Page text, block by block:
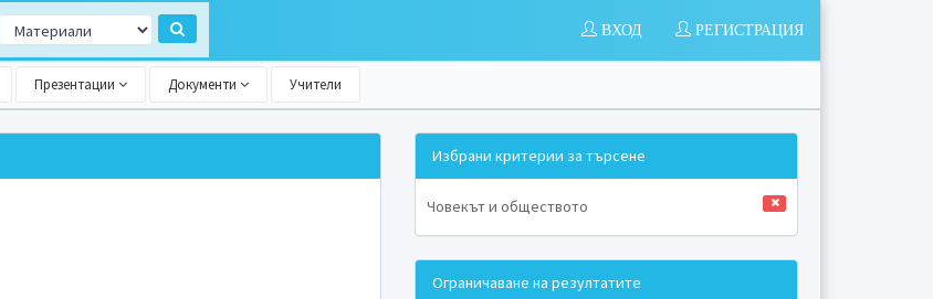
РЕГИСТРАЦИЯ
ВХОД
Презентации Документи Учители
Избрани критерии за търсене
Човекът и обществото
Ограничаване на резултатите